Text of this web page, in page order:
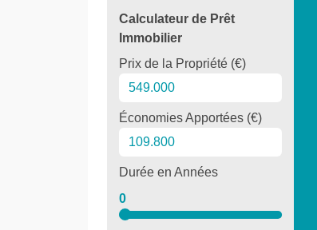
Calculateur de Prêt
Immobilier
Prix de la Propriété (€)
Économies Apportées (€)
Durée en Années
0